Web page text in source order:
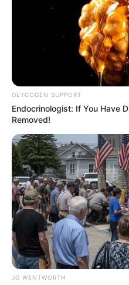
Is The Movie "Danish
10 Tallest Women You
BRAINBERRIES
GLYCOGEN SUPPORT
Endocrinologist: If You Have
Removed!
JG WENTWORTH